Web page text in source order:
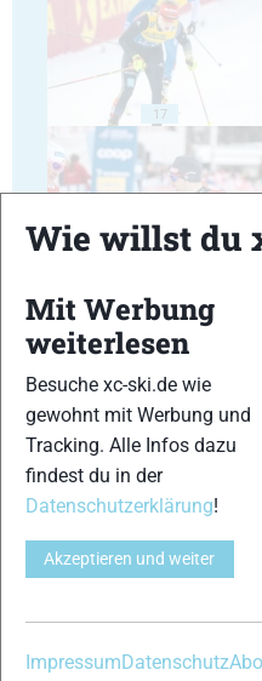
17
Wie willst du
Mit Werbung
weiterlesen
Besuche xc-ski.de wie
gewohnt mit Werbung und
Tracking. Alle Infos dazu
findest du in der
Datenschutzerklärung!
Akzeptieren und weiter
ImpressumDatenschutz